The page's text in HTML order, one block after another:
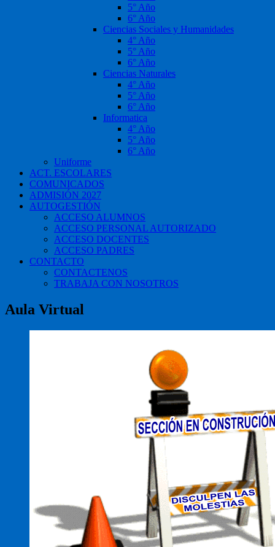
5° Año
6° Año
Ciencias Sociales y Humanidades
4° Año
5° Año
6° Año
Ciencias Naturales
4° Año
5° Año
6° Año
Informatica
4° Año
5° Año
6° Año
Uniforme
ACT. ESCOLARES
COMUNICADOS
ADMISIÓN 2027
AUTOGESTIÓN
ACCESO ALUMNOS
ACCESO PERSONAL AUTORIZADO
ACCESO DOCENTES
ACCESO PADRES
CONTACTO
CONTACTENOS
TRABAJA CON NOSOTROS
Aula Virtual